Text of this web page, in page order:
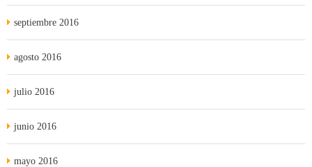
septiembre 2016
agosto 2016
julio 2016
junio 2016
mayo 2016